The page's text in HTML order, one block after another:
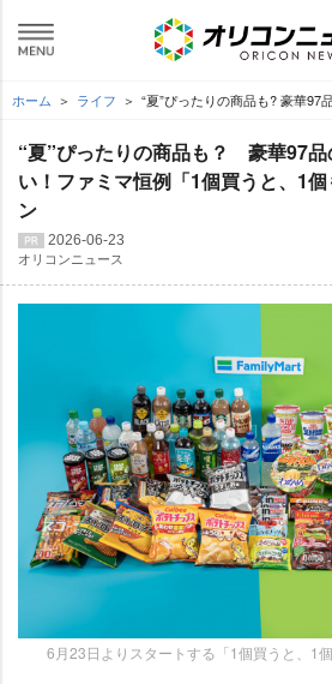
ホーム ライフ “夏”ぴったりの商品も? 豪華
“夏”ぴったりの商品も？ 豪華97品
い！ファミマ恒例「1個買うと、1
ン
2026-06-23
オリコンニュース
6月23日よりスタートする「1個買うと、1